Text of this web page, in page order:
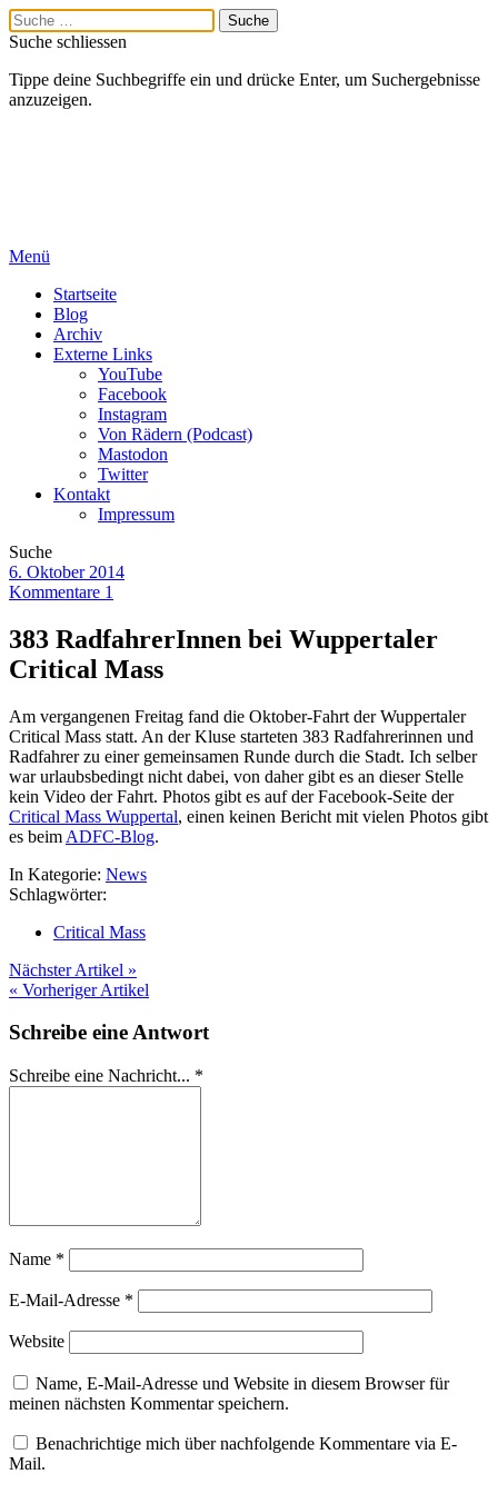
Suche schliessen
Tippe deine Suchbegriffe ein und drücke Enter, um Suchergebnisse
anzuzeigen.
Menü
Startseite
Blog
Archiv
Externe Links
YouTube
Facebook
Instagram
Von Rädern (Podcast)
Mastodon
Twitter
Kontakt
Impressum
Suche
6. Oktober 2014
Kommentare 1
383 RadfahrerInnen bei Wuppertaler
Critical Mass
Am vergangenen Freitag fand die Oktober-Fahrt der Wuppertaler
Critical Mass statt. An der Kluse starteten 383 Radfahrerinnen und
Radfahrer zu einer gemeinsamen Runde durch die Stadt. Ich selber
war urlaubsbedingt nicht dabei, von daher gibt es an dieser Stelle
kein Video der Fahrt. Photos gibt es auf der Facebook-Seite der
Critical Mass Wuppertal, einen keinen Bericht mit vielen Photos gibt
es beim ADFC-Blog.
In Kategorie: News
Schlagwörter:
Critical Mass
Nächster Artikel »
« Vorheriger Artikel
Schreibe eine Antwort
Schreibe eine Nachricht... *
Name *
E-Mail-Adresse *
Website
Name, E-Mail-Adresse und Website in diesem Browser für
meinen nächsten Kommentar speichern.
Benachrichtige mich über nachfolgende Kommentare via E-
Mail.